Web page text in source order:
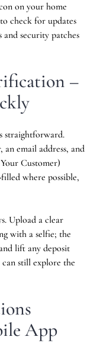
on your home
check for updates
and security patches
–
straightforward.
an email address, and
Customer)
where possible,
Upload a clear
with a selfie; the
lift any deposit
still explore the
App